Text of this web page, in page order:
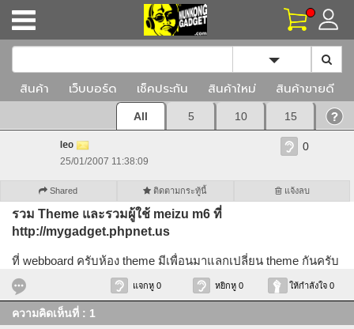
Toggle
สินค้า เว็บบอร์ด เช็คประกัน สินค้าใหม่ สินค้าขายดี
All 5 10 15
leo
25/01/2007 11:38:09
0
Shared ติดตามกระทู้นี้ แจ้งลบ
รวม Theme และรวมผู้ใช้ meizu m6 ที่
http://mygadget.phpnet.us
ที่ webboard ครับห้อง theme มีเพื่อนมาแลกเปลี่ยน theme กันครับ
แจกหู 0 หยิกหู 0 ให้กำลังใจ 0
ความคิดเห็นที่ : 1